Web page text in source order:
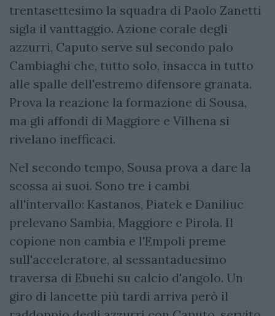
trentasettesimo la squadra di Paolo Zanetti
sigla il vanttaggio. Azione corale degli
azzurri, Caputo serve sul secondo palo
Cambiaghi che, tutto solo, insacca in tutto
alle spalle dell'estremo difensore granata.
Prova la reazione la formazione di Sousa,
ma gli affondi di Maggiore e Vilhena si
rivelano inefficaci.
Nel secondo tempo, Sousa prova a dare la
scossa ai suoi. Sono tre i cambi
all'intervallo: Kastanos, Piatek e Daniliuc
prelevano Sambia, Maggiore e Pirola. Il
copione non cambia e l'Empoli preme
sull'acceleratore, al sessantaduesimo
traversa di Ebuehi su calcio d'angolo. Un
giro di lancette più tardi arriva però il